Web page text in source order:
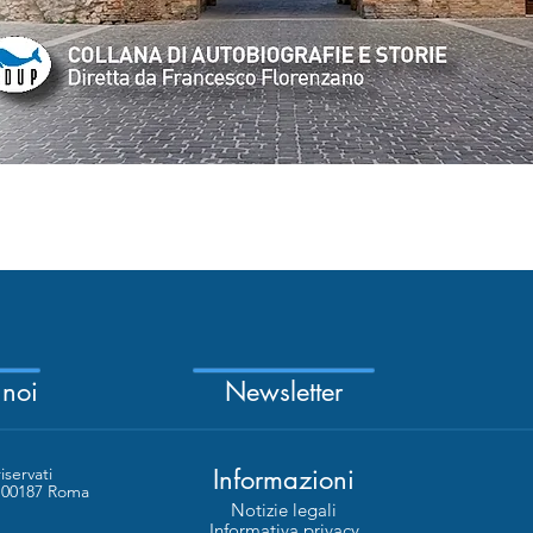
Newsletter
Roma
Informazioni
Notizie legali